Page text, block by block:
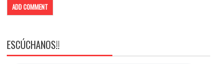
ESCÚCHANOS!!